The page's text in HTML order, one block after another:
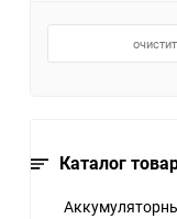
Каталог